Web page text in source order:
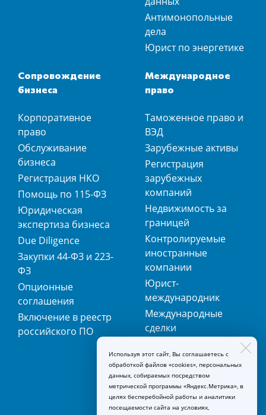
Антимонопольные
дела
Юрист по энергетике
Сопровождение
бизнеса
Корпоративное
право
Обслуживание
бизнеса
Регистрация НКО
Помощь по 115-ФЗ
Юридическая
экспертиза бизнеса
Due Diligence
Закупки 44-ФЗ и 223-
ФЗ
Опционные
соглашения
Включение в реестр
российского ПО
Международное
право
Таможенное право и
ВЭД
Зарубежные активы
Регистрация
зарубежных
компаний
Недвижимость за
границей
Контролируемые
иностранные
компании
Юрист-
международник
Международные
сделки
регистрация
товарных знаков
Используя этот сайт, Вы соглашаетесь с
обработкой файлов «cookies», персональных
данных, собираемых посредством
метрической программы «Яндекс.Метрика», в
целях бесперебойной работы и аналитики
посещаемости сайта на условиях,